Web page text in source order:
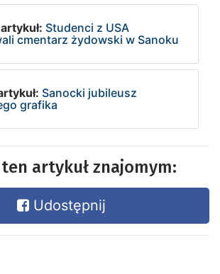
Studenci z USA
cmentarz żydowski w Sanoku
Sanocki jubileusz
grafika
artykuł znajomym:
Udostępnij